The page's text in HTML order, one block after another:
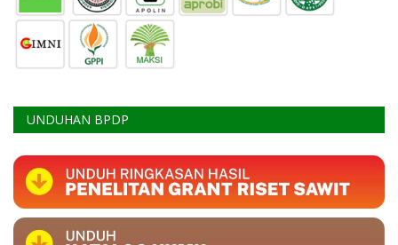
UNDUHAN BPDP